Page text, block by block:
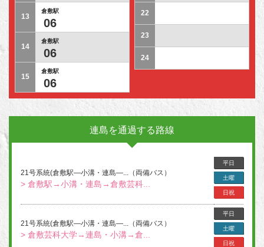
13
倉敷駅
06
14
倉敷駅
06
15
倉敷駅
06
22
23
24
連島を通過する路線
21号系統(倉敷駅―小溝・連島―...（両備バス）
> 倉敷駅→小溝・連島→倉敷芸科...
平日
土曜
日祝
21号系統(倉敷駅―小溝・連島―...（両備バス）
> 倉敷芸科大学→連島・小溝→倉...
平日
土曜
日祝